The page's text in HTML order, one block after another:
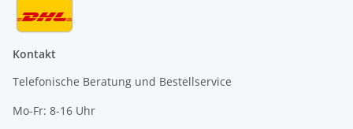
Kontakt
Telefonische Beratung und Bestellservice
Mo-Fr: 8-16 Uhr